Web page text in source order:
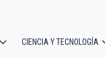
CIENCIA Y TECNOLOGÍA